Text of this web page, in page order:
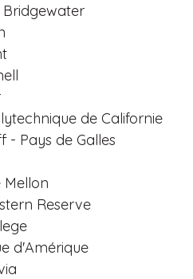
Bridgewater
de Californie
- Pays de Galles
Mellon
Reserve
d'Amérique